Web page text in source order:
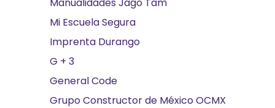
Mi Escuela Segura
Imprenta Durango
G + 3
General Code
Grupo Constructor de México OCMX